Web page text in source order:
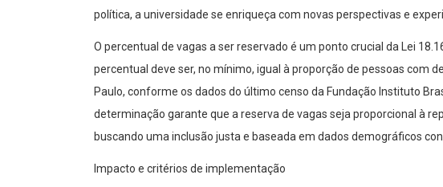
política, a universidade se enriqueça com novas perspectivas e
O percentual de vagas a ser reservado é um ponto crucial da Lei
percentual deve ser, no mínimo, igual à proporção de pessoas com
Paulo, conforme os dados do último censo da Fundação Instituto
determinação garante que a reserva de vagas seja proporcional à
buscando uma inclusão justa e baseada em dados demográficos
Impacto e critérios de implementação